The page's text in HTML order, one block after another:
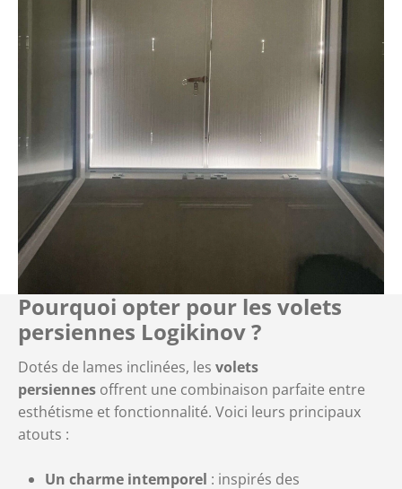
Pourquoi opter pour les volets
persiennes Logikinov ?
Dotés de lames inclinées, les volets
persiennes offrent une combinaison parfaite entre
esthétisme et fonctionnalité. Voici leurs principaux
atouts :
Un charme intemporel : inspirés des